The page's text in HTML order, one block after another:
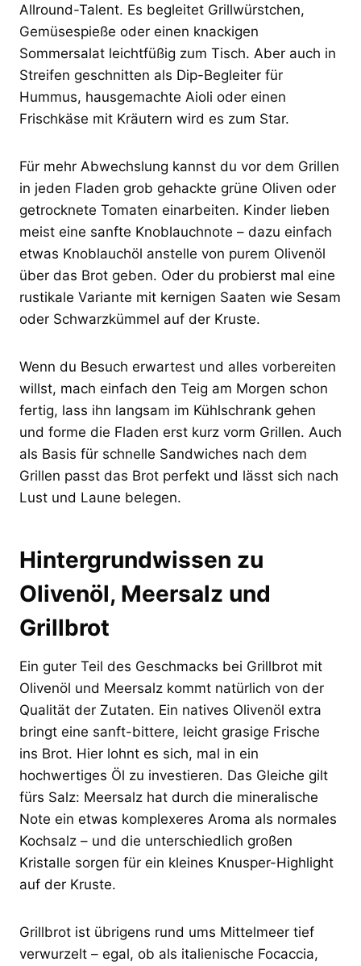
Allround-Talent. Es begleitet Grillwürstchen,
Gemüsespieße oder einen knackigen
Sommersalat leichtfüßig zum Tisch. Aber auch in
Streifen geschnitten als Dip-Begleiter für
Hummus, hausgemachte Aioli oder einen
Frischkäse mit Kräutern wird es zum Star.
Für mehr Abwechslung kannst du vor dem Grillen
in jeden Fladen grob gehackte grüne Oliven oder
getrocknete Tomaten einarbeiten. Kinder lieben
meist eine sanfte Knoblauchnote – dazu einfach
etwas Knoblauchöl anstelle von purem Olivenöl
über das Brot geben. Oder du probierst mal eine
rustikale Variante mit kernigen Saaten wie Sesam
oder Schwarzkümmel auf der Kruste.
Wenn du Besuch erwartest und alles vorbereiten
willst, mach einfach den Teig am Morgen schon
fertig, lass ihn langsam im Kühlschrank gehen
und forme die Fladen erst kurz vorm Grillen. Auch
als Basis für schnelle Sandwiches nach dem
Grillen passt das Brot perfekt und lässt sich nach
Lust und Laune belegen.
Hintergrundwissen zu
Olivenöl, Meersalz und
Grillbrot
Ein guter Teil des Geschmacks bei Grillbrot mit
Olivenöl und Meersalz kommt natürlich von der
Qualität der Zutaten. Ein natives Olivenöl extra
bringt eine sanft-bittere, leicht grasige Frische
ins Brot. Hier lohnt es sich, mal in ein
hochwertiges Öl zu investieren. Das Gleiche gilt
fürs Salz: Meersalz hat durch die mineralische
Note ein etwas komplexeres Aroma als normales
Kochsalz – und die unterschiedlich großen
Kristalle sorgen für ein kleines Knusper-Highlight
auf der Kruste.
Grillbrot ist übrigens rund ums Mittelmeer tief
verwurzelt – egal, ob als italienische Focaccia,